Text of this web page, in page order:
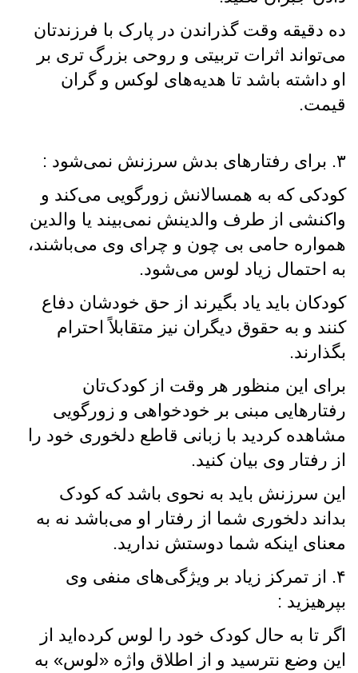
ده دقیقه وقت گذراندن در پارک با فرزندتان
می‌تواند اثرات تربیتی و روحی بزرگ تری بر
او داشته باشد تا هدیه‌های لوکس و گران
قیمت.
۳. برای رفتارهای بدش سرزنش نمی‌شود :
کودکی که به همسالانش زورگویی می‌کند و
واکنشی از طرف والدینش نمی‌بیند یا والدین
همواره حامی بی چون و چرای وی می‌باشند،
به احتمال زیاد لوس می‌شود.
کودکان باید یاد بگیرند از حق خودشان دفاع
کنند و به حقوق دیگران نیز متقابلاً احترام
بگذارند.
برای این منظور هر وقت از کودک‌تان
رفتارهایی مبنی بر خودخواهی و زورگویی
مشاهده کردید با زبانی قاطع دلخوری خود را
از رفتار وی بیان کنید.
این سرزنش باید به نحوی باشد که کودک
بداند دلخوری شما از رفتار او می‌باشد نه به
معنای اینکه شما دوستش ندارید.
۴. از تمرکز زیاد بر ویژگی‌های منفی وی
بپرهیزید :
اگر تا به حال کودک خود را لوس کرده‌اید از
این وضع نترسید و از اطلاق واژه «لوس» به